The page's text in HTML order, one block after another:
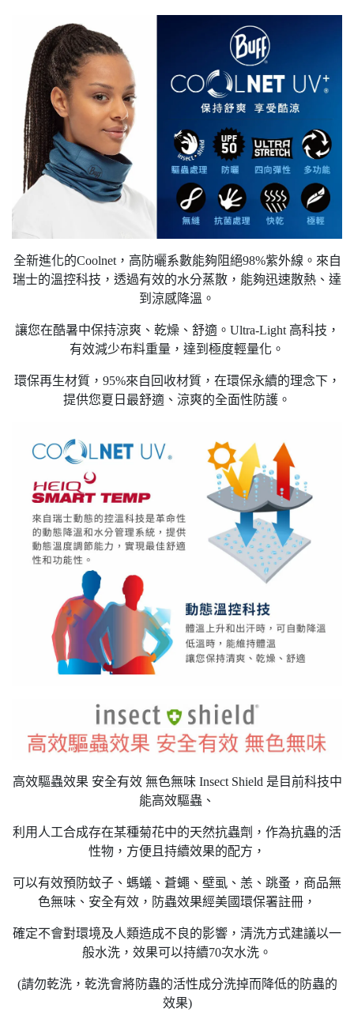
全新進化的Coolnet，高防曬系數能夠阻絕98%紫外線。來自
瑞士的溫控科技，透過有效的水分蒸散，能夠迅速散熱、達
到涼感降溫。
讓您在酷暑中保持涼爽、乾燥、舒適。Ultra-Light 高科技，
有效減少布料重量，達到極度輕量化。
環保再生材質，95%來自回收材質，在環保永續的理念下，
提供您夏日最舒適、涼爽的全面性防護。
高效驅蟲效果 安全有效 無色無味 Insect Shield 是目前科技中
能高效驅蟲、
利用人工合成存在某種菊花中的天然抗蟲劑，作為抗蟲的活
性物，方便且持續效果的配方，
可以有效預防蚊子、螞蟻、蒼蠅、壁虱、恙、跳蚤，商品無
色無味、安全有效，防蟲效果經美國環保署註冊，
確定不會對環境及人類造成不良的影響，清洗方式建議以一
般水洗，效果可以持續70次水洗。
(請勿乾洗，乾洗會將防蟲的活性成分洗掉而降低的防蟲的
效果)